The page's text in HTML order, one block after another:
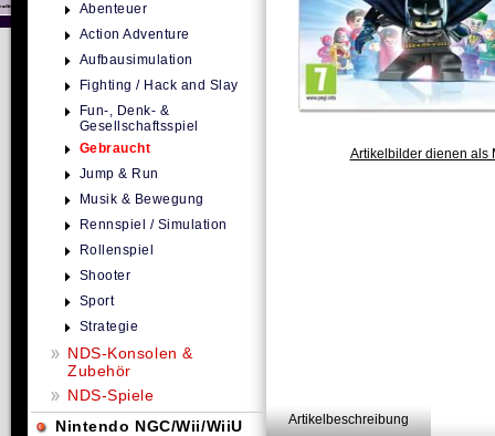
Artikelbilder dienen als
Artikelbeschreibung
Abenteuer
Action Adventure
Aufbausimulation
Fighting / Hack and Slay
Fun-, Denk- &
Gesellschaftsspiel
Gebraucht
Jump & Run
Musik & Bewegung
Rennspiel / Simulation
Rollenspiel
Shooter
Sport
Strategie
NDS-Konsolen &
Zubehör
NDS-Spiele
Nintendo NGC/Wii/WiiU